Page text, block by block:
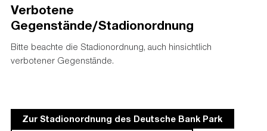
Verbotene
Gegenstände/Stadionordnung
Bitte beachte die Stadionordnung, auch hinsichtlich
verbotener Gegenstände.
Zur Stadionordnung des Deutsche Bank Park